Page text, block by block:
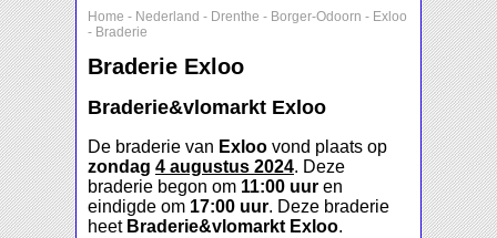
Home - Nederland - Drenthe - Borger-Odoorn - Exloo
- Braderie
Braderie Exloo
Braderie&vlomarkt Exloo
De braderie van Exloo vond plaats op
zondag 4 augustus 2024. Deze
braderie begon om 11:00 uur en
eindigde om 17:00 uur. Deze braderie
heet Braderie&vlomarkt Exloo.